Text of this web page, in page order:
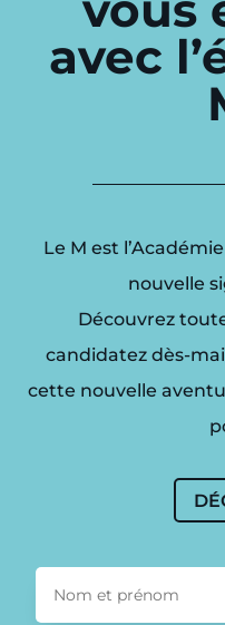
avec
Le M est
nouvelle
Découvrez
candidatez dès-
cette nouvelle